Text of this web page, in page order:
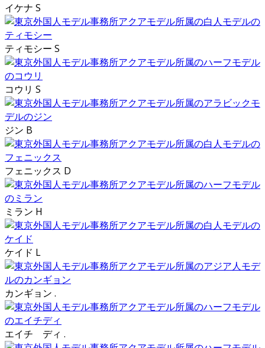
イケナ S
ティモシー S
コウリ S
ジン B
フェニックス D
ミラン H
ケイド L
カンギョン .
エイチ ディ .